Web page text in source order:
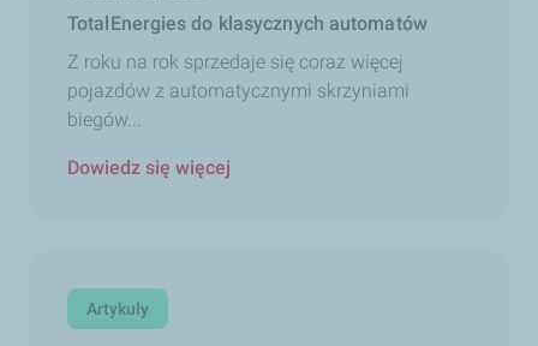
TotalEnergies do klasycznych automatów
Z roku na rok sprzedaje się coraz więcej
pojazdów z automatycznymi skrzyniami
biegów...
Dowiedz się więcej
Artykuły